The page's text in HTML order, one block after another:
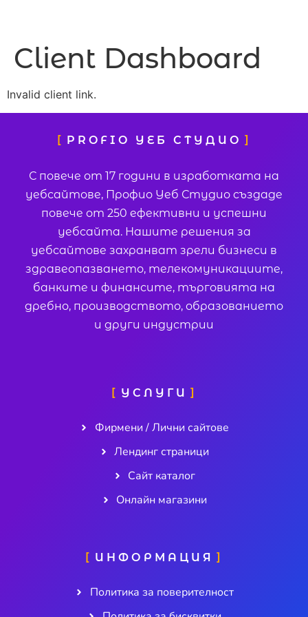
Client Dashboard
Invalid client link.
PROFIO УЕБ СТУДИО
С повече от 17 години в изработката на
уебсайтове, Профио Уеб Студио създаде
повече от 250 ефективни и успешни
уебсайта. Нашите решения за
уебсайтове захранват зрели бизнеси в
здравеопазването, телекомуникациите,
банките и финансите, търговията на
дребно, производството, образованието
и други индустрии
УСЛУГИ
Фирмени / Лични сайтове
Лендинг страници
Сайт каталог
Онлайн магазини
ИНФОРМАЦИЯ
Политика за поверителност